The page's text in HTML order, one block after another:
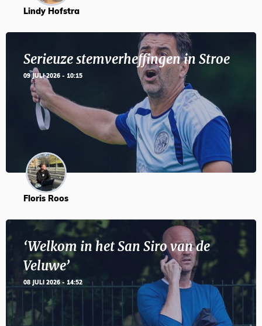
Lindy Hofstra
Serieuze stemverheffingen in Stroe
09 JULI 2026 - 10:15
Floris Roos
‘Welkom in het San Siro van de
Veluwe’
08 JULI 2026 - 14:52